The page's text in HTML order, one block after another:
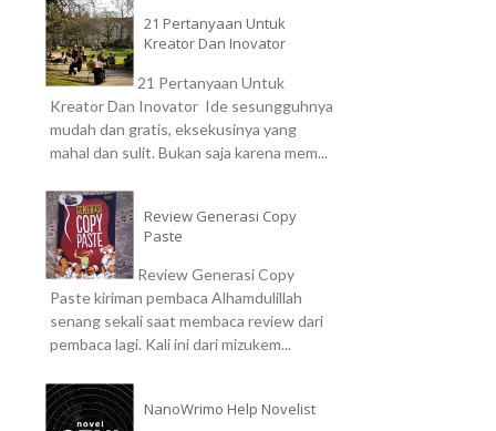
21 Pertanyaan Untuk
Kreator Dan Inovator
21 Pertanyaan Untuk
Kreator Dan Inovator Ide sesungguhnya
mudah dan gratis, eksekusinya yang
mahal dan sulit. Bukan saja karena mem...
Review Generasi Copy
Paste
Review Generasi Copy
Paste kiriman pembaca Alhamdulillah
senang sekali saat membaca review dari
pembaca lagi. Kali ini dari mizukem...
NanoWrimo Help Novelist